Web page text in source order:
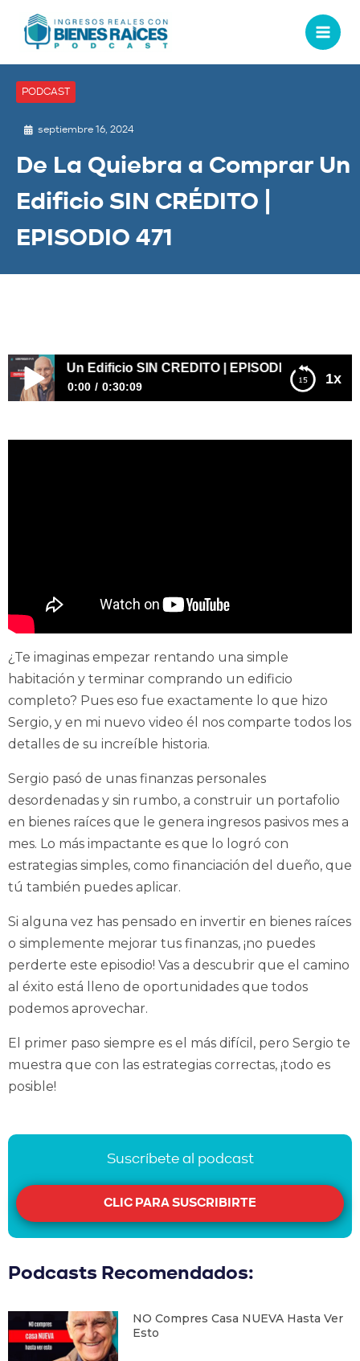
PODCAST
septiembre 16, 2024
De La Quiebra a Comprar Un
Edificio SIN CRÉDITO |
EPISODIO 471
1x
Un Edificio SIN CRÉDITO | EPISODIO 471
0:00 0:30:09
¿Te imaginas empezar rentando una simple
habitación y terminar comprando un edificio
completo? Pues eso fue exactamente lo que hizo
Sergio, y en mi nuevo video él nos comparte todos los
detalles de su increíble historia.
Sergio pasó de unas finanzas personales
desordenadas y sin rumbo, a construir un portafolio
en bienes raíces que le genera ingresos pasivos mes a
mes. Lo más impactante es que lo logró con
estrategias simples, como financiación del dueño, que
tú también puedes aplicar.
Si alguna vez has pensado en invertir en bienes raíces
o simplemente mejorar tus finanzas, ¡no puedes
perderte este episodio! Vas a descubrir que el camino
al éxito está lleno de oportunidades que todos
podemos aprovechar.
El primer paso siempre es el más difícil, pero Sergio te
muestra que con las estrategias correctas, ¡todo es
posible!
Suscríbete al podcast
CLIC PARA SUSCRIBIRTE
Podcasts Recomendados:
NO Compres Casa NUEVA Hasta Ver
Esto